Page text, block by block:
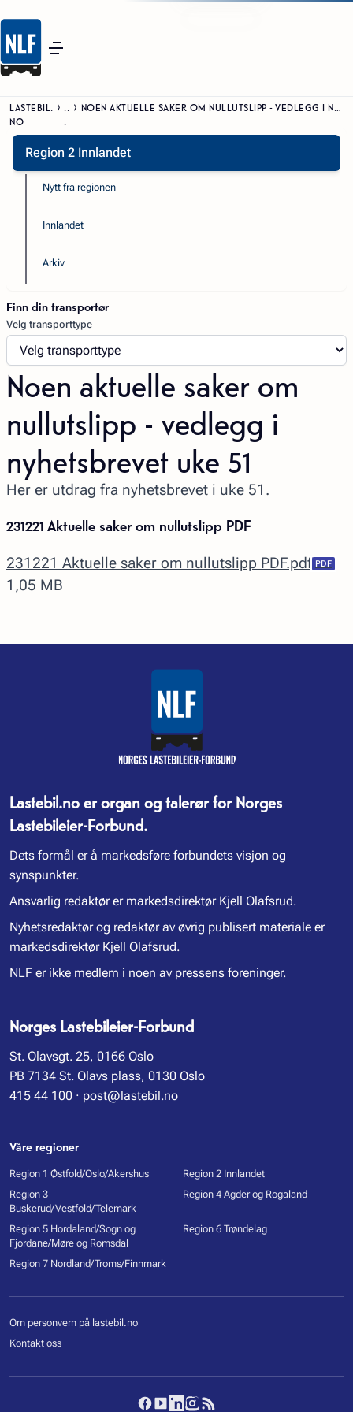
LASTEBIL.
NO
..
.
NOEN AKTUELLE SAKER OM NULLUTSLIPP - VEDLEGG I NYHETSBREVET UKE 51
Region 2 Innlandet
Nytt fra regionen
Innlandet
Arkiv
Finn din transportør
Velg transporttype
Noen aktuelle saker om
nullutslipp - vedlegg i
nyhetsbrevet uke 51
Her er utdrag fra nyhetsbrevet i uke 51.
231221 Aktuelle saker om nullutslipp PDF
231221 Aktuelle saker om nullutslipp PDF.pdf
1,05 MB
Lastebil.no er organ og talerør for Norges
Lastebileier-Forbund.
Dets formål er å markedsføre forbundets visjon og
synspunkter.
Ansvarlig redaktør er markedsdirektør Kjell Olafsrud.
Nyhetsredaktør og redaktør av øvrig publisert materiale er
markedsdirektør Kjell Olafsrud.
NLF er ikke medlem i noen av pressens foreninger.
Norges Lastebileier-Forbund
St. Olavsgt. 25, 0166 Oslo
PB 7134 St. Olavs plass, 0130 Oslo
415 44 100 · post@lastebil.no
Våre regioner
Region 1 Østfold/Oslo/Akershus
Region 2 Innlandet
Region 3
Buskerud/Vestfold/Telemark
Region 4 Agder og Rogaland
Region 5 Hordaland/Sogn og
Fjordane/Møre og Romsdal
Region 6 Trøndelag
Region 7 Nordland/Troms/Finnmark
Om personvern på lastebil.no
Kontakt oss